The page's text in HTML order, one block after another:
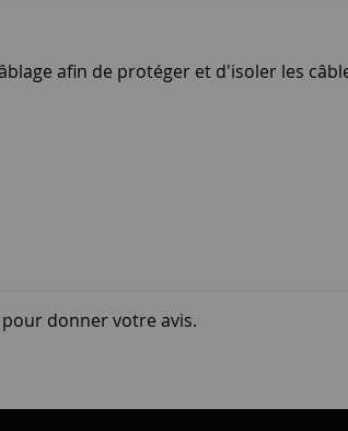
afin de protéger et d'isoler les
pour donner votre avis.